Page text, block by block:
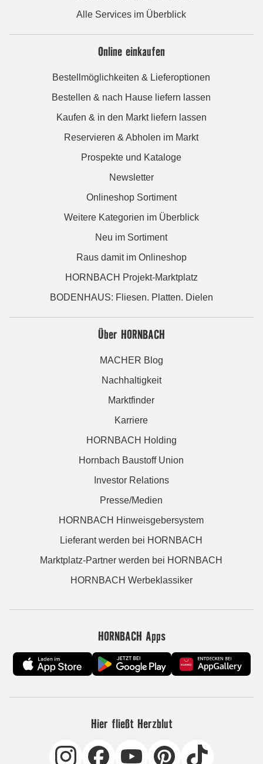
Alle Services im Überblick
Online einkaufen
Bestellmöglichkeiten & Lieferoptionen
Bestellen & nach Hause liefern lassen
Kaufen & in den Markt liefern lassen
Reservieren & Abholen im Markt
Prospekte und Kataloge
Newsletter
Onlineshop Sortiment
Weitere Kategorien im Überblick
Neu im Sortiment
Raus damit im Onlineshop
HORNBACH Projekt-Marktplatz
BODENHAUS: Fliesen. Platten. Dielen
Über HORNBACH
MACHER Blog
Nachhaltigkeit
Marktfinder
Karriere
HORNBACH Holding
Hornbach Baustoff Union
Investor Relations
Presse/Medien
HORNBACH Hinweisgebersystem
Lieferant werden bei HORNBACH
Marktplatz-Partner werden bei HORNBACH
HORNBACH Werbeklassiker
HORNBACH Apps
Hier fließt Herzblut